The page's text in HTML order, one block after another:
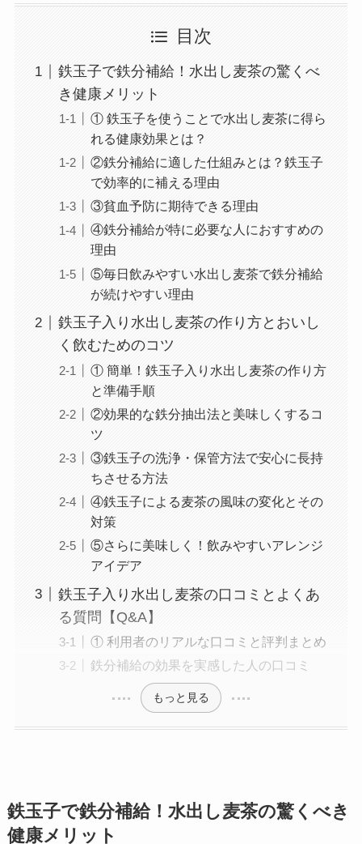
目次
鉄玉子で鉄分補給！水出し麦茶の驚くべ
き健康メリット
① 鉄玉子を使うことで水出し麦茶に得ら
れる健康効果とは？
②鉄分補給に適した仕組みとは？鉄玉子
で効率的に補える理由
③貧血予防に期待できる理由
④鉄分補給が特に必要な人におすすめの
理由
⑤毎日飲みやすい水出し麦茶で鉄分補給
が続けやすい理由
鉄玉子入り水出し麦茶の作り方とおいし
く飲むためのコツ
① 簡単！鉄玉子入り水出し麦茶の作り方
と準備手順
②効果的な鉄分抽出法と美味しくするコ
ツ
③鉄玉子の洗浄・保管方法で安心に長持
ちさせる方法
④鉄玉子による麦茶の風味の変化とその
対策
⑤さらに美味しく！飲みやすいアレンジ
アイデア
鉄玉子入り水出し麦茶の口コミとよくあ
る質問【Q&A】
① 利用者のリアルな口コミと評判まとめ
鉄分補給の効果を実感した人の口コミ
もっと見る
鉄玉子で鉄分補給！水出し麦茶の驚くべき
健康メリット